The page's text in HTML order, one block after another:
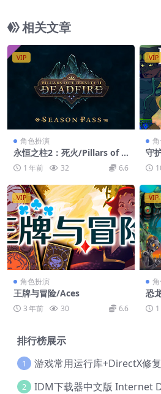
相关文章
VIP
角色扮演
永恒之柱2：死火/Pillars of E
ternity II: Deadfire
1 年前 32 6.6
VIP
守
VIP
角色扮演
王牌与冒险/Aces
3 年前 30 6.6
VIP
恐
排行榜展示
1 游戏常用运行库+DirectX修
2